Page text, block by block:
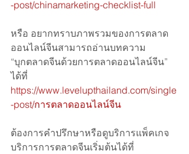
-post/chinamarketing-checklist-full
หรือ อยากทราบภาพรวมของการตลาด
ออนไลน์จีนสามารถอ่านบทความ
“บุกตลาดจีนด้วยการตลาดออนไลน์จีน”
ได้ที่
https://www.levelupthailand.com/single
-post/การตลาดออนไลน์จีน
ต้องการคำปรึกษาหรือดูบริการแพ็คเกจ
บริการการตลาดจีนเริ่มต้นได้ที่